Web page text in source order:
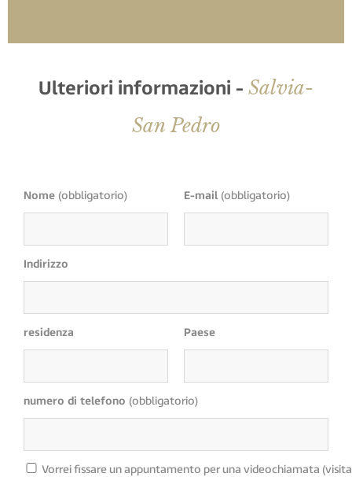
Ulteriori informazioni - Salvia-
San Pedro
Nome (obbligatorio) E-mail (obbligatorio)
Indirizzo
residenza Paese
numero di telefono (obbligatorio)
Vorrei fissare un appuntamento per una videochiamata